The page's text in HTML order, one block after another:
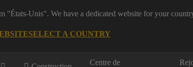
"États-Unis". We have a dedicated website for your
SELECT A COUNTRY
Centre de